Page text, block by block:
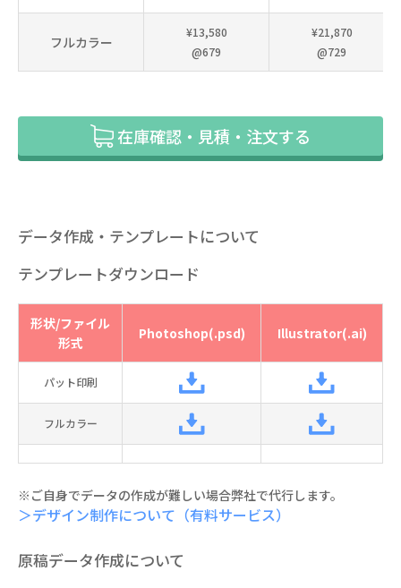
フルカラー
¥13,580
@679
¥21,870
@729
在庫確認・見積・注文する
データ作成・テンプレートについて
テンプレートダウンロード
形状/ファイル
形式
Photoshop(.psd) Illustrator(.ai)
パット印刷
フルカラー
※ご自身でデータの作成が難しい場合弊社で代行します。
＞デザイン制作について（有料サービス）
原稿データ作成について